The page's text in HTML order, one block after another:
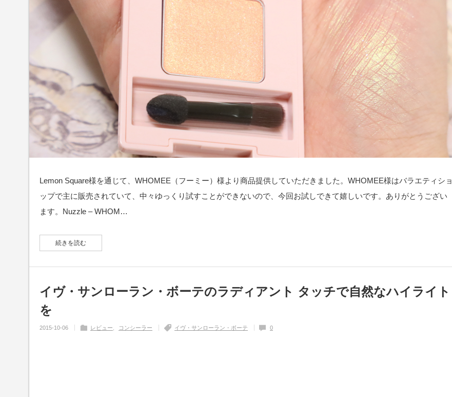
Lemon Square様を通じて、WHOMEE（フーミー）様より商品提供していただきました。WHOMEE様はバラエティショ
ップで主に販売されていて、中々ゆっくり試すことができないので、今回お試しできて嬉しいです。ありがとうござい
ます。Nuzzle – WHOM…
続きを読む
イヴ・サンローラン・ボーテのラディアント タッチで自然なハイライト
を
2015-10-06 レビュー コンシーラー イヴ・サンローラン・ボーテ 0